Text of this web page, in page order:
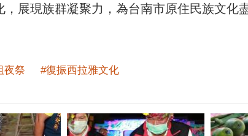
，展現族群凝聚力，為台南市原住民族文化
夜祭 #復振西拉雅文化